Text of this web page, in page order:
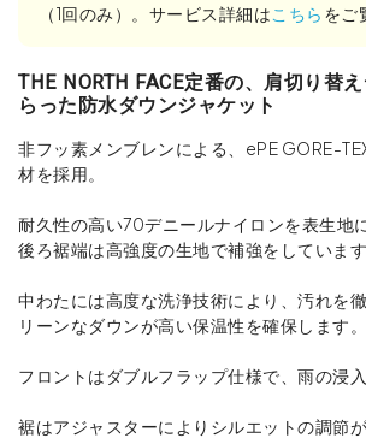
（1回のみ）。サービス詳細はこちら をご
THE NORTH FACE定番の、肩切り替
らった防水ダウンジャケット
非フッ素メンブレンによる、ePE GORE-
材を採用。
耐久性の高い70デニールナイロンを表生地
後ろ裾端は高強度の生地で補強をしています
中わたには高度な洗浄技術により、汚れを
リーンなダウンが高い保温性を確保します。
フロントはダブルフラップ仕様で、雨の浸入
裾はアジャスターによりシルエットの調節が